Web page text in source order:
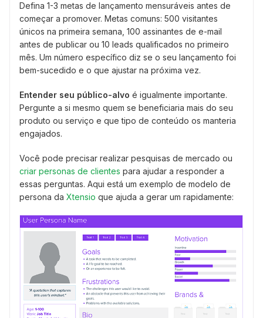
Defina 1-3 metas de lançamento mensuráveis antes de
começar a promover. Metas comuns: 500 visitantes
únicos na primeira semana, 100 assinantes de e-mail
antes de publicar ou 10 leads qualificados no primeiro
mês. Um número específico diz se o seu lançamento foi
bem-sucedido e o que ajustar na próxima vez.
Entender seu público-alvo é igualmente importante.
Pergunte a si mesmo quem se beneficiaria mais do seu
produto ou serviço e que tipo de conteúdo os manteria
engajados.
Você pode precisar realizar pesquisas de mercado ou
criar personas de clientes para ajudar a responder a
essas perguntas. Aqui está um exemplo de modelo de
persona da Xtensio que ajuda a gerar um rapidamente: